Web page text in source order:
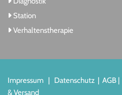
 Station
 Verhaltenstherapie
Impressum | Datenschutz | AGB |
& Versand